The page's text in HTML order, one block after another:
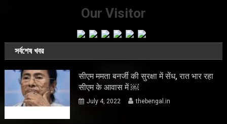
Our Visitor
সর্বশেষ খবর
सीएम ममता बनर्जी की सुरक्षा में सेंध, रात भार रहा
सीएम के आवास में ￼
July 4, 2022 thebengal.in